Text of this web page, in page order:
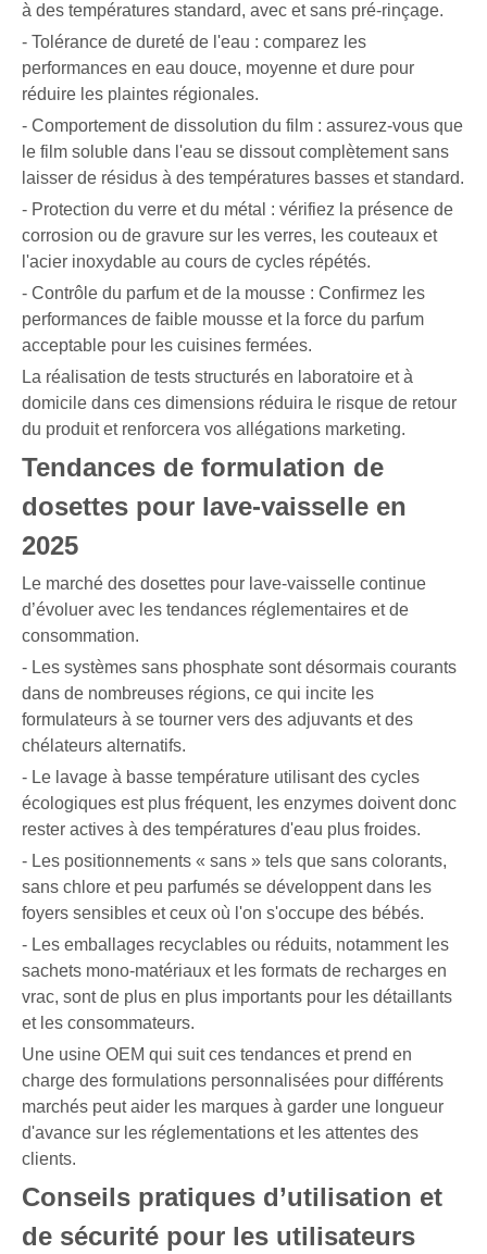
à des températures standard, avec et sans pré-rinçage.
- Tolérance de dureté de l'eau : comparez les
performances en eau douce, moyenne et dure pour
réduire les plaintes régionales.
- Comportement de dissolution du film : assurez-vous que
le film soluble dans l'eau se dissout complètement sans
laisser de résidus à des températures basses et standard.
- Protection du verre et du métal : vérifiez la présence de
corrosion ou de gravure sur les verres, les couteaux et
l'acier inoxydable au cours de cycles répétés.
- Contrôle du parfum et de la mousse : Confirmez les
performances de faible mousse et la force du parfum
acceptable pour les cuisines fermées.
La réalisation de tests structurés en laboratoire et à
domicile dans ces dimensions réduira le risque de retour
du produit et renforcera vos allégations marketing.
Tendances de formulation de
dosettes pour lave-vaisselle en
2025
Le marché des dosettes pour lave-vaisselle continue
d’évoluer avec les tendances réglementaires et de
consommation.
- Les systèmes sans phosphate sont désormais courants
dans de nombreuses régions, ce qui incite les
formulateurs à se tourner vers des adjuvants et des
chélateurs alternatifs.
- Le lavage à basse température utilisant des cycles
écologiques est plus fréquent, les enzymes doivent donc
rester actives à des températures d'eau plus froides.
- Les positionnements « sans » tels que sans colorants,
sans chlore et peu parfumés se développent dans les
foyers sensibles et ceux où l'on s'occupe des bébés.
- Les emballages recyclables ou réduits, notamment les
sachets mono-matériaux et les formats de recharges en
vrac, sont de plus en plus importants pour les détaillants
et les consommateurs.
Une usine OEM qui suit ces tendances et prend en
charge des formulations personnalisées pour différents
marchés peut aider les marques à garder une longueur
d'avance sur les réglementations et les attentes des
clients.
Conseils pratiques d’utilisation et
de sécurité pour les utilisateurs